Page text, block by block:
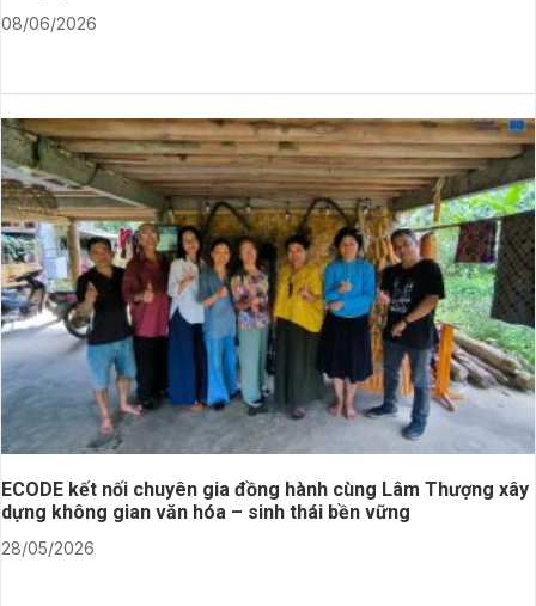
08/06/2026
ECODE kết nối chuyên gia đồng hành cùng Lâm Thượng xây
dựng không gian văn hóa – sinh thái bền vững
28/05/2026